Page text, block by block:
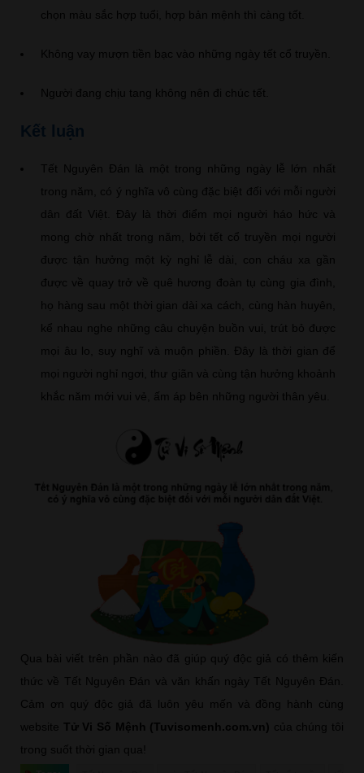
chọn màu sắc hợp tuổi, hợp bản mệnh thì càng tốt.
Không vay mượn tiền bạc vào những ngày tết cổ truyền.
Người đang chịu tang không nên đi chúc tết.
Kết luận
Tết Nguyên Đán là một trong những ngày lễ lớn nhất
trong năm, có ý nghĩa vô cùng đặc biệt đối với mỗi người
dân đất Việt. Đây là thời điểm mọi người háo hức và
mong chờ nhất trong năm, bởi tết cổ truyền mọi người
được tận hưởng một kỳ nghỉ lễ dài, con cháu xa gần
được về quay trở về quê hương đoàn tụ cùng gia đình,
họ hàng sau một thời gian dài xa cách, cùng hàn huyên,
kể nhau nghe những câu chuyện buồn vui, trút bỏ được
mọi âu lo, suy nghĩ và muộn phiền. Đây là thời gian để
mọi người nghỉ ngơi, thư giãn và cùng tận hưởng khoảnh
khắc năm mới vui vẻ, ấm áp bên những người thân yêu.
Qua bài viết trên phần nào đã giúp quý độc giả có thêm kiến
thức về Tết Nguyên Đán và văn khấn ngày Tết Nguyên Đán.
Cảm ơn quý độc giả đã luôn yêu mến và đồng hành cùng
website Tử Vi Số Mệnh (Tuvisomenh.com.vn) của chúng tôi
trong suốt thời gian qua!